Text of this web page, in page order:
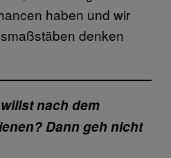
haben und wir
denken
nach dem
Dann geh nicht